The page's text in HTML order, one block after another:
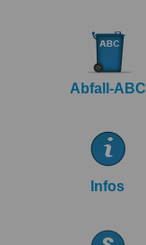
Abfall-ABC
Infos